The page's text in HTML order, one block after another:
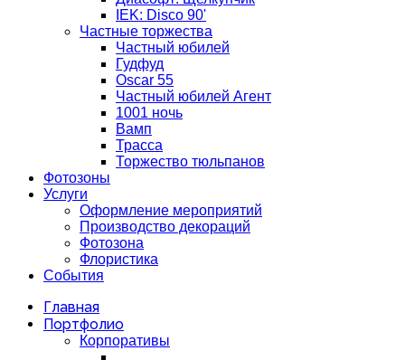
IEK: Disco 90'
Частные торжества
Частный юбилей
Гудфуд
Oscar 55
Частный юбилей Агент
1001 ночь
Вамп
Трасса
Торжество тюльпанов
Фотозоны
Услуги
Оформление мероприятий
Производство декораций
Фотозона
Флористика
События
Главная
Портфолио
Корпоративы